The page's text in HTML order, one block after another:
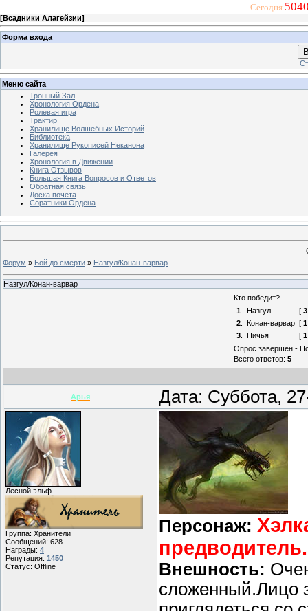
Сегодня
[Всадники Алагейзии]
Форма входа
Меню сайта
Тронный Зал
Хронология Ордена
Ролевая игра
Трактир
Хранилище Волшебных Историй
Библиотека
Хранилище Рукописей Неканона
Галерея
Хронология в Движении
Книга Отзывов
Большая Книга Вопросов и Ответов
Обратная связь
Доска почета
Соратники Ордена
Форум » Бой до смерти » Назгул/Конан-варвар
Назгул/Конан-варвар
Кто победит?
1
Назгул [ 3
2
Конан-варвар [ 1
3
Ничья [ 1
Опрос завершён -
Всего ответов: 5
Арья Дата: Суббота,
Лесной эльф
Группа: Хранители
Сообщений: 628
Награды: 4
Репутация: 1450
Статус: Offline
Персонаж:
предводитель.
Внешность:
сложенный.Лицо